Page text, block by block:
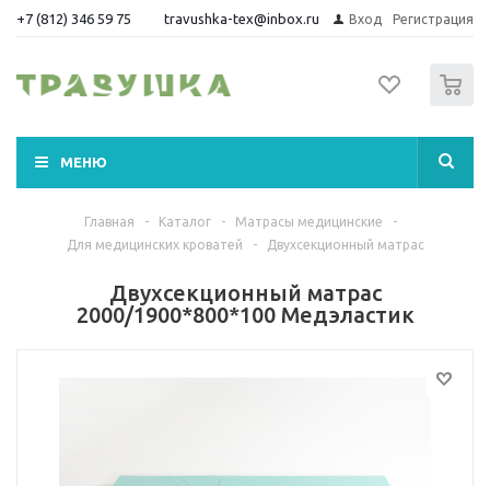
+7 (812) 346 59 75 travushka-tex@inbox.ru Вход Регистрация
МЕНЮ
Главная - Каталог - Матрасы медицинские
-
Для медицинских кроватей
- Двухсекционный матрас
Двухсекционный матрас
2000/1900*800*100 Медэластик